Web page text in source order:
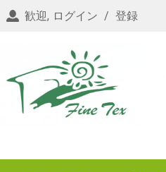
歓迎, ログイン / 登録